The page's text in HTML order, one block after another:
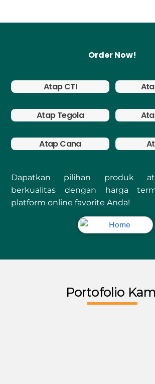
Order Now!
Atap CTI
Atap Tegola
Atap Cana
Dapatkan pilihan produk
berkualitas dengan harga
platform online favorite Anda!
Portofolio